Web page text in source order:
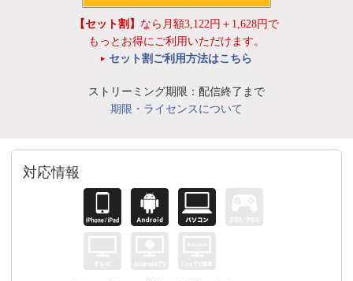
【セット割】 なら月額3,122円＋1,628円で
もっとお得にご利用いただけます。
セット割ご利用方法はこちら
ストリーミング期限：配信終了まで
期限・ライセンスについて
対応情報